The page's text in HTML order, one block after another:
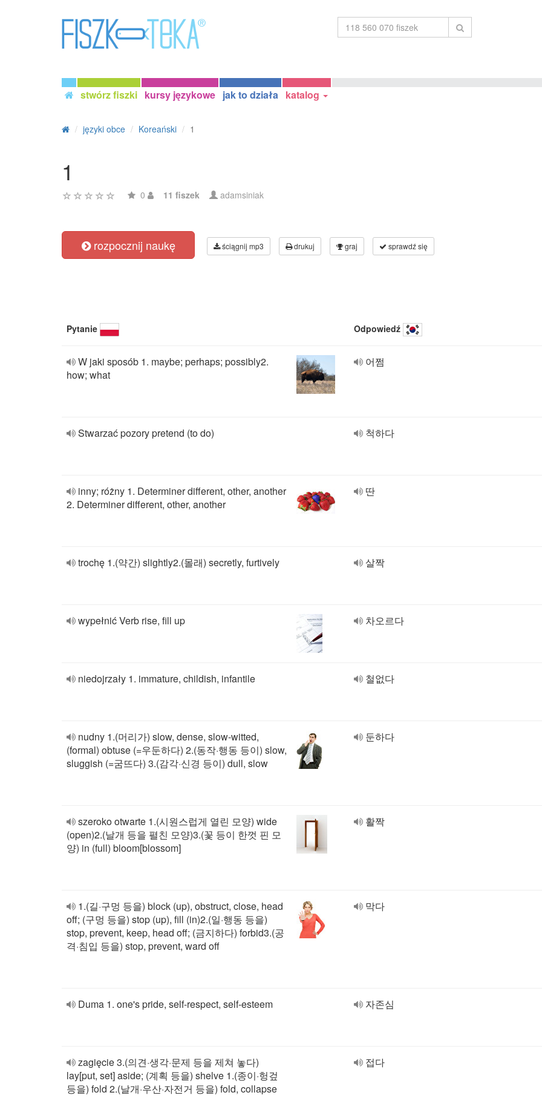
stwórz fiszki kursy językowe jak to działa katalog
języki obce Koreański 1
1
0 11 fiszek adamsiniak
rozpocznij naukę ściągnij mp3 drukuj graj sprawdź się
Pytanie Odpowiedź
W jaki sposób 1. maybe; perhaps; possibly2.
how; what
어쩜
Stwarzać pozory pretend (to do) 척하다
inny; różny 1. Determiner different, other, another
2. Determiner different, other, another
딴
trochę 1.(약간) slightly2.(몰래) secretly, furtively 살짝
wypełnić Verb rise, fill up 차오르다
niedojrzały 1. immature, childish, infantile 철없다
nudny 1.(머리가) slow, dense, slow-witted,
(formal) obtuse (=우둔하다) 2.(동작·행동 등이) slow,
sluggish (=굼뜨다) 3.(감각·신경 등이) dull, slow
둔하다
szeroko otwarte 1.(시원스럽게 열린 모양) wide
(open)2.(날개 등을 펼친 모양)3.(꽃 등이 한껏 핀 모
양) in (full) bloom[blossom]
활짝
1.(길·구멍 등을) block (up), obstruct, close, head
off; (구멍 등을) stop (up), fill (in)2.(일·행동 등을)
stop, prevent, keep, head off; (금지하다) forbid3.(공
격·침입 등을) stop, prevent, ward off
막다
Duma 1. one's pride, self-respect, self-esteem 자존심
zagięcie 3.(의견·생각·문제 등을 제쳐 놓다)
lay[put, set] aside; (계획 등을) shelve 1.(종이·헝겊
등을) fold 2.(날개·우산·자전거 등을) fold, collapse
접다